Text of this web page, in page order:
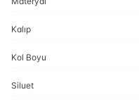
Kalıp
Kol Boyu
Siluet